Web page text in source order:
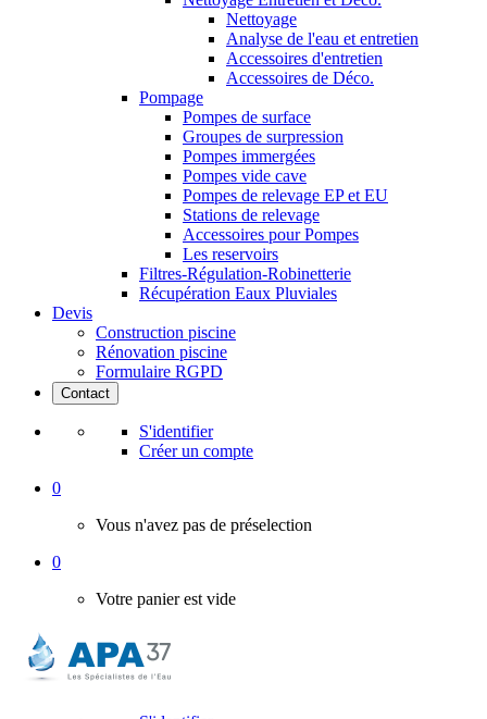
Nettoyage
Analyse de l'eau et entretien
Accessoires d'entretien
Accessoires de Déco.
Pompage
Pompes de surface
Groupes de surpression
Pompes immergées
Pompes vide cave
Pompes de relevage EP et EU
Stations de relevage
Accessoires pour Pompes
Les reservoirs
Filtres-Régulation-Robinetterie
Récupération Eaux Pluviales
Devis
Construction piscine
Rénovation piscine
Formulaire RGPD
Contact
S'identifier
Créer un compte
0
Vous n'avez pas de préselection
0
Votre panier est vide